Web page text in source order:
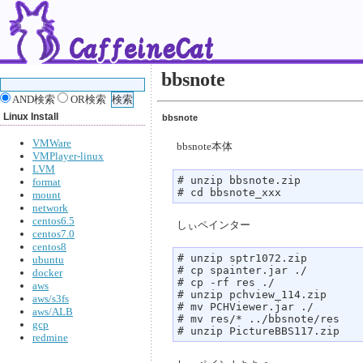
AND検索 OR検索
Linux Install
VMWare
VMPlayer-linux
LVM
format
mount
network
centos6.5
centos7.0
centos8
ubuntu
docker
aws
aws/s3fs
aws/ALB
gcp
redmine
bbsnote
bbsnote
bbsnote本体
# unzip bbsnote.zip
# cd bbsnote_xxx
しぃペインター
# unzip sptr1072.zip
# cp spainter.jar ./
# cp -rf res ./
# unzip pchview_114.zip
# mv PCHViewer.jar ./
# mv res/* ../bbsnote/res
# unzip PictureBBS117.zip